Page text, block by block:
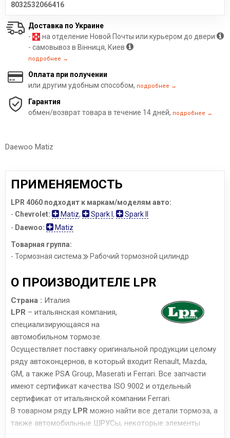
8032532066416
Доставка по Украине
-
на отделение Новой Почты или курьером до двери
- самовывоз в Вінниця, Киев
подробнее →
Оплата при получении
или другим удобным способом, подробнее →
Гарантия
обмен/возврат товара в течение 14 дней, подробнее →
Daewoo Matiz
ПРИМЕНЯЕМОСТЬ
LPR 4060 подходит к маркам/моделям авто:
- Chevrolet: Matiz, Spark I ,
Spark II
- Daewoo: Matiz
Товарная группа:
- Тормозная система
Рабочий тормозной цилиндр
О ПРОИЗВОДИТЕЛЕ LPR
Страна : Италия
LPR – итальянская компания,
специализирующаяся на
автомобильном тормозе.
Осуществляет поставку оригинальной продукции целому
ряду автоконцернов, в который входит Renault, Mazda,
GM, а также PSA Group, Maserati и Ferrari. Все запчасти
имеют сертификат качества ISO 9002 и отдельный
сертификат от итальянской компании Ferrari.
В товарном ряду LPR можно найти все детали тормоза, а
также автомобильные ШРУСы, некоторые элементы